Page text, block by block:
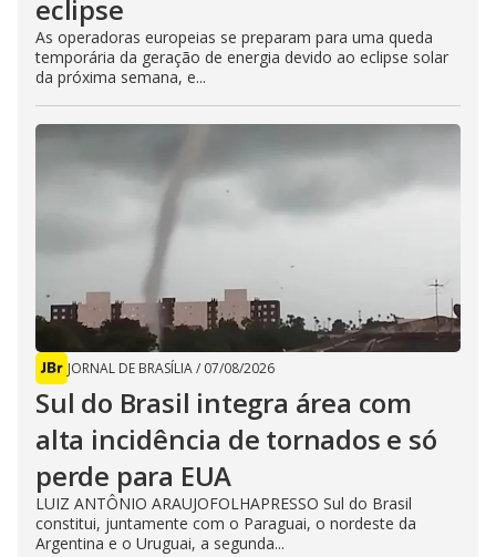
eclipse
As operadoras europeias se preparam para uma queda
temporária da geração de energia devido ao eclipse solar
da próxima semana, e...
JORNAL DE BRASÍLIA/ 07/08/2026
Sul do Brasil integra área com
alta incidência de tornados e só
perde para EUA
LUIZ ANTÔNIO ARAUJOFOLHAPRESSO Sul do Brasil
constitui, juntamente com o Paraguai, o nordeste da
Argentina e o Uruguai, a segunda...